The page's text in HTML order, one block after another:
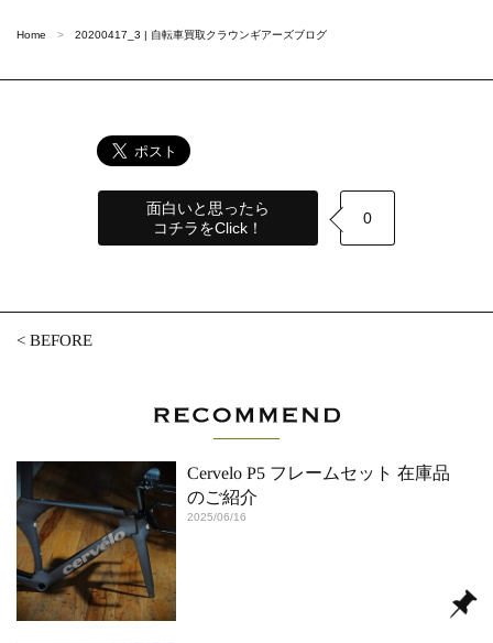
Home 20200417_3 | 自転車買取クラウンギアーズブログ
面白いと思ったら
コチラをClick！
0
<BEFORE
Cervelo P5 フレームセット 在庫品
のご紹介
2025/06/16